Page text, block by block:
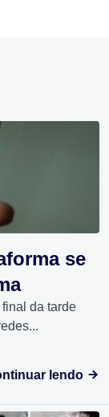
se
da tarde
lendo